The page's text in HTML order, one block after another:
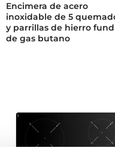
Encimera de acero
inoxidable de 5
y parrillas de hierro
de gas butano